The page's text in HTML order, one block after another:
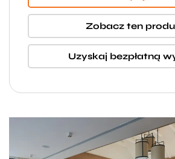
Zobacz ten
Uzyskaj bezpłatną